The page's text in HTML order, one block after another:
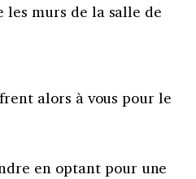
les murs de la salle de
alors à vous pour le
en optant pour une